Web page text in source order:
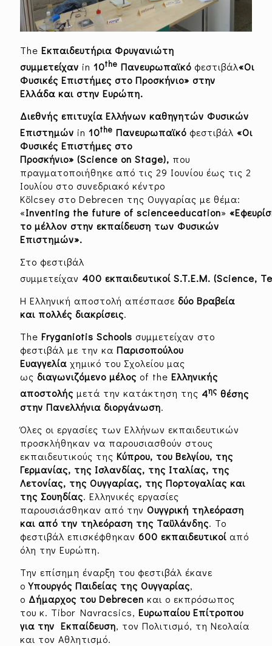
The Εκπαιδευτήρια Φρυγανιώτη
συμμετείχαν in 10the Πανευρωπαϊκό φεστιβάλ«Οι
Φυσικές Επιστήμες στο Προσκήνιο» στην
Ελλάδα και στην Ευρώπη.
Διεθνής επιτυχία Ελλήνων καθηγητών Φυσικών
Επιστημών in 10the Πανευρωπαϊκό φεστιβάλ «Οι
Φυσικές Επιστήμες στο
Προσκήνιο» (Science on Stage), που
πραγματοποιήθηκε από τις 29 Ιουνίου έως τις 2
Ιουλίου στο συνεδριακό κέντρο
Kölcsey στο Debrecen της Ουγγαρίας με θέμα:
«Inventing the future of scienceeducation»
το μέλλον στην εκπαίδευση των Φυσικών
Επιστημών».
Στο φεστιβάλ
συμμετείχαν 400 εκπαιδευτικοί S.T.E.M. (Science, T
Η Ελληνική αποστολή απέσπασε δύο Βραβεία
και πολλές διακρίσεις.
The Fryganiotis Schools συμμετείχαν στο
φεστιβάλ με την κα Παρισοπούλου
Ευαγγελία χημικό του Σχολείου μας
ως διαγωνιζόμενο μέλος of the Ελληνικής
αποστολής μετά την κατάκτηση της 4ης θέσης
στην Πανελλήνια διοργάνωση.
Όλες οι εργασίες των Ελλήνων εκπαιδευτικών
προσκλήθηκαν να παρουσιασθούν στους
εκπαιδευτικούς της Κύπρου, του Βελγίου, της
Γερμανίας, της Ισλανδίας, της Ιταλίας, της
Λετονίας, της Ουγγαρίας, της Πορτογαλίας και
της Σουηδίας. Ελληνικές εργασίες
παρουσιάσθηκαν από την Ουγγρική τηλεόραση
και από την τηλεόραση της Ταϋλάνδης. Το
φεστιβάλ επισκέφθηκαν 600 εκπαιδευτικοί από
όλη την Ευρώπη.
Την επίσημη έναρξη του φεστιβάλ έκανε
οΥπουργός Παιδείας της Ουγγαρίας,
ο Δήμαρχος του Debrecen και ο εκπρόσωπος
του κ. Tibor Navracsics, Ευρωπαίου Επίτροπου
για την Εκπαίδευση, τον Πολιτισμό, τη Νεολαία
και τον Αθλητισμό.